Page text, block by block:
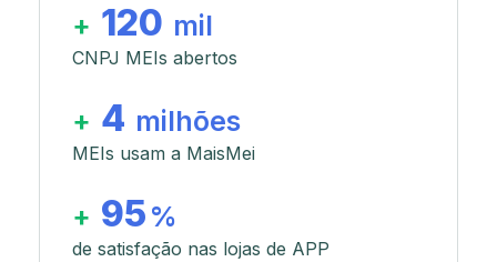
+ 120 mil
CNPJ MEIs abertos
+ 4 milhões
MEIs usam a MaisMei
+ 95 %
de satisfação nas lojas de APP